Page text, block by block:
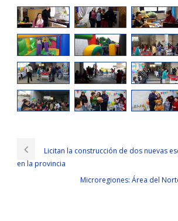
Licitan la construcción de dos nuevas
en la provincia
Microregiones: Área del